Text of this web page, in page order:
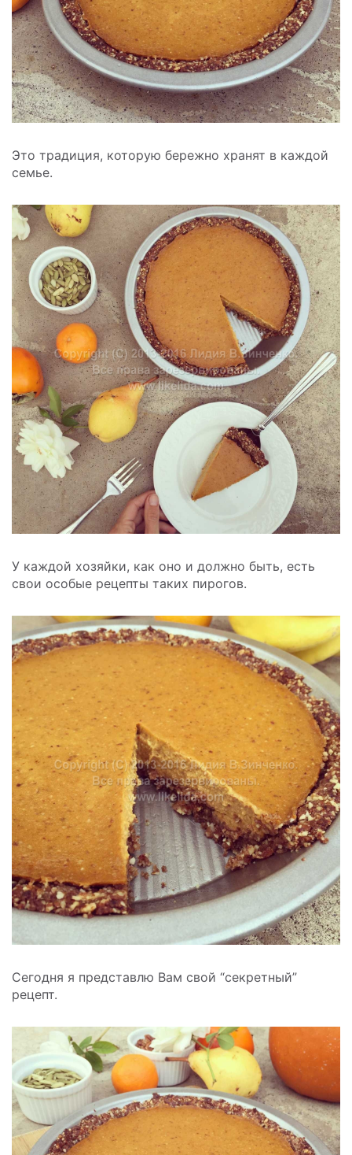
Это традиция, которую бережно хранят в каждой
семье.
У каждой хозяйки, как оно и должно быть, есть
свои особые рецепты таких пирогов.
Сегодня я представлю Вам свой “секретный”
рецепт.